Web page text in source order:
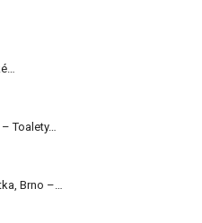
Toalety…
Brno –…